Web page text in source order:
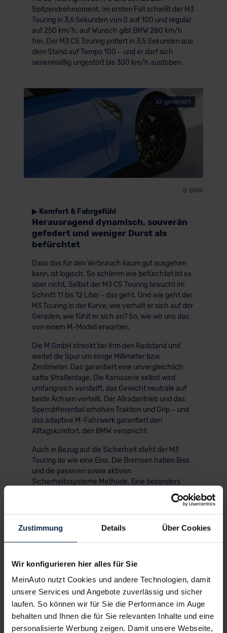
Zustimmung Details Über Cookies
Wir konfigurieren hier alles für Sie
MeinAuto nutzt Cookies und andere Technologien, damit
unsere Services und Angebote zuverlässig und sicher
laufen. So können wir für Sie die Performance im Auge
behalten und Ihnen die für Sie relevanten Inhalte und eine
personalisierte Werbung zeigen. Damit unsere Webseite,
Spitzendrehmoment. Im ersten Fall schießt der M3
Touring in 3,6 Sekunden von 0 auf 100 und regulär
auf 250 km/h; auf Wunsch gibt BMW 280 km/h
frei. Der M3 CS Touring poltert in 3,5 Sekunden aus
dem Stand auf Tempo 100 – und er darf sich
serienmäßig ungestört bis 300 km/h austoben.
KI-generiert
© BMW
▶ Komfort & Fahrgefühl
Herausragend dynamisch, souverän
gefedert und weniger Durst als
befürchtet
Dass das für den Verbrauch kaum gut ausgehen
kann, ist logisch. So schlimm wie befürchtet ist es
aber nicht. Selbst der M3 CS Touring braucht im
Schnitt 11 bis 12 Liter – das geht. Und wie geht der
M3 Touring in der Kurve, wie verhält er sich auf der
Geraden, wie fühlt er sich an? So, wie wir uns das
von einem M-Modell erwarten.
Die M GmbH streckt bei ihm den Radstand und
weitet die Spur um einige Millimeter bzw.
Zentimeter. Das garantiert eine unvergleichlich
satte Straßenlage. Die Karosserie selbst wird
umfangreich versteift, das Gewicht neutrale auf
beide Achsen verteilt. Der Allradantrieb und das
Sperrdifferential erhöhen Traktion und Grip – und
das adaptive M-Fahrwerk garantiert den
Alltagskomfort, den BMW verspricht.
Auch in Bezug auf die Sicherheit steht der M3
Touring da wie eine Eins. Die Bremsen haben Biss
und die passiven sowie aktiven
Sicherheitssysteme Methode. Eine besonders
Assistant”. Er parkt den Kombi selbstständig und
sicher ein: eine Fähigkeit, die man bei dem Preis
nicht hoch genug einschätzen kann.